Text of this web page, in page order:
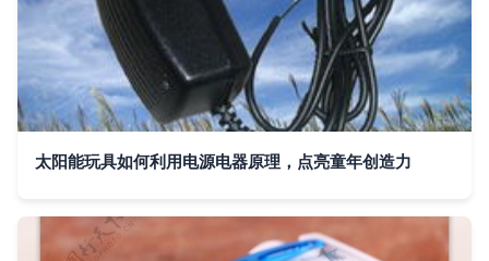
太阳能玩具如何利用电源电器原理，点亮童年创造力